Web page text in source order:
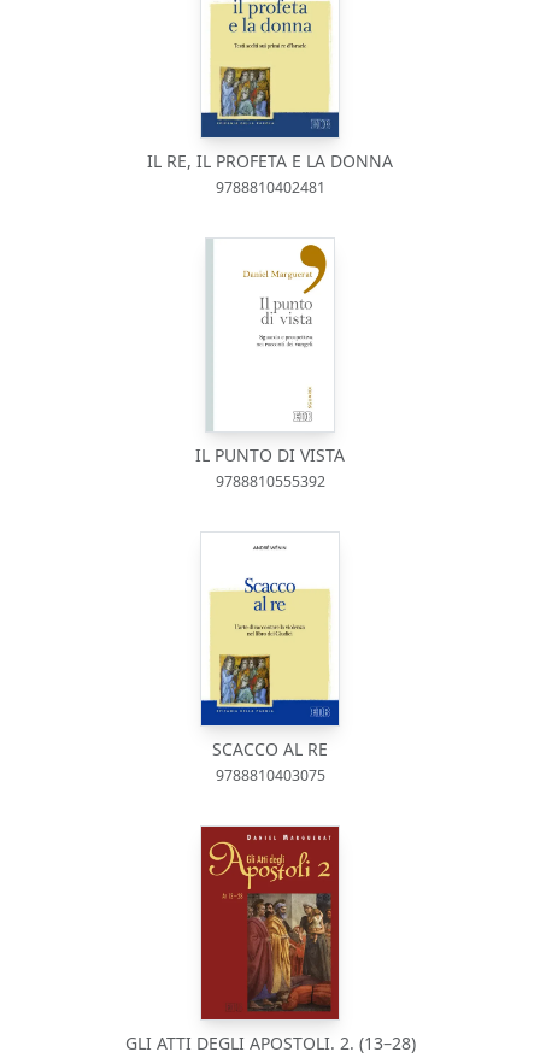
IL RE, IL PROFETA E LA DONNA
9788810402481
IL PUNTO DI VISTA
9788810555392
SCACCO AL RE
9788810403075
GLI ATTI DEGLI APOSTOLI. 2. (13–28)